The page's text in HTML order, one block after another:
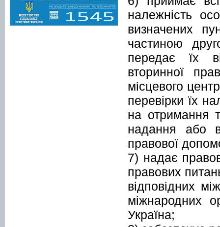
належність
визначених
частиною
передає їх
вторинної
місцевого
перевірки їх
на отримання
надання або
правової
7) надає
правових
відповідних
міжнародних
Україна;